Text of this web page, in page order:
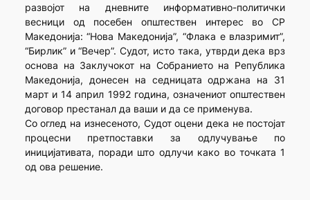
развојот на дневните информативно-политички
весници од посебен општествен интерес во СР
Македонија: “Нова Македонија”, “Флака е влазримит”,
“Бирлик” и “Вечер”. Судот, исто така, утврди дека врз
основа на Заклучокот на Собранието на Република
Македонија, донесен на седницата одржана на 31
март и 14 април 1992 година, означениот општествен
договор престанал да ваши и да се применува.
Со оглед на изнесеното, Судот оцени дека не постојат
процесни претпоставки за одлучување по
иницијативата, поради што одлучи како во точката 1
од ова решение.